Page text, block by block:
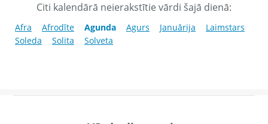
Citi kalendārā neierakstītie vārdi šajā dienā:
Afra Afrodīte Agunda Agurs Januārija
Laimstars
Soleda
Solita Solveta